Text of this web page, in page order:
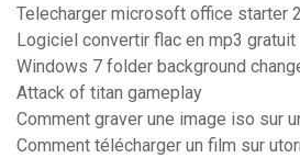
Telecharger microsoft office starter
Logiciel convertir flac en mp3 gratuit
Windows 7 folder background
Attack of titan gameplay
Comment graver une image iso sur
Comment télécharger un film sur